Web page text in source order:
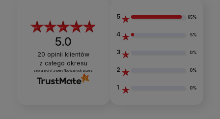
5.0
20 opinii klientów
z całego okresu
zebranych i zweryfikowanych przez
5 95%
4 5%
3 0%
2 0%
1 0%